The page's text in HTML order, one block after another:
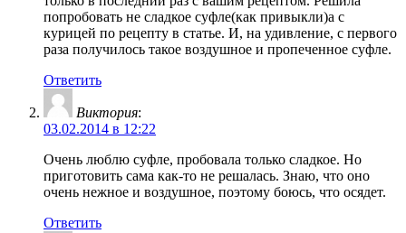
попробовать не сладкое суфле(как привыкли)а с
курицей по рецепту в статье. И, на удивление, с первого
раза получилось такое воздушное и пропеченное суфле.
Ответить
Виктория:
03.02.2014 в 12:22
Очень люблю суфле, пробовала только сладкое. Но
приготовить сама как-то не решалась. Знаю, что оно
очень нежное и воздушное, поэтому боюсь, что осядет.
Ответить